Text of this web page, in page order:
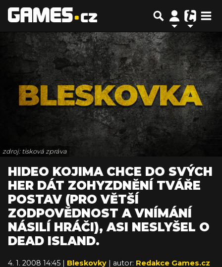
zdroj: tisková zpráva
HIDEO KOJIMA CHCE DO SVÝCH
HER DÁT ZOHYZDNĚNÍ TVÁŘE
POSTAV (PRO VĚTŠÍ
ZODPOVĚDNOST A VNÍMÁNÍ
NÁSILÍ HRÁČI), ASI NESLYŠEL O
DEAD ISLAND.
4. 1. 2008 14:45 | Bleskovky | autor: Redakce Games.cz